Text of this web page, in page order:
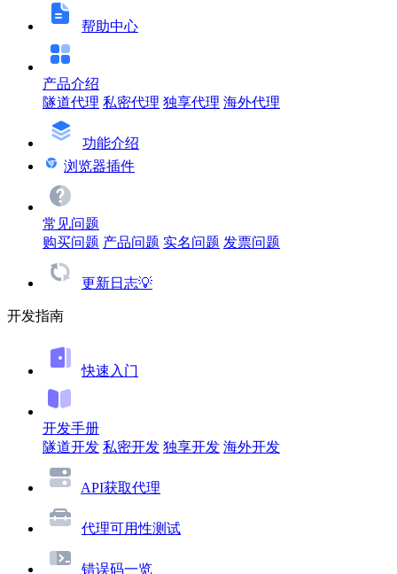
帮助中心
产品介绍
隧道代理 私密代理 独享代理 海外代理
功能介绍
浏览器插件
常见问题
购买问题 产品问题 实名问题 发票问题
更新日志💡
开发指南
快速入门
开发手册
隧道开发 私密开发 独享开发 海外开发
API获取代理
代理可用性测试
错误码一览